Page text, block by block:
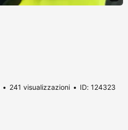
241 visualizzazioni ID: 124323